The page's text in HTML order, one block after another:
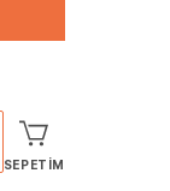
SEPETIM